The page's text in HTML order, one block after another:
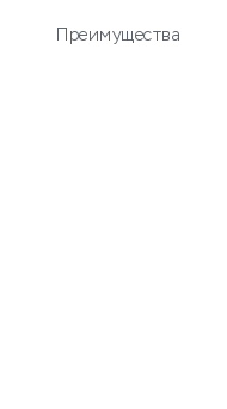
Преимущества